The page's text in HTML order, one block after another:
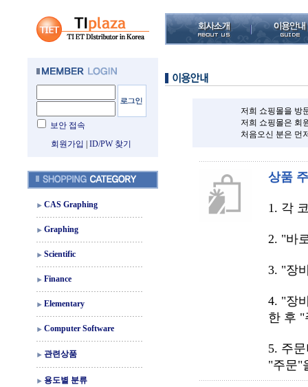
보안 접속
회원가입
ID/PW 찾기
CAS Graphing
Graphing
Scientific
Finance
Elementary
Computer Software
관련상품
용도별 분류
저희 쇼핑몰을 방
저희 쇼핑몰은 회
처음오신 분은 먼
상품
1. 각
2. "바
3. "장
4. "장
한 후 "
5. 주
"주문"